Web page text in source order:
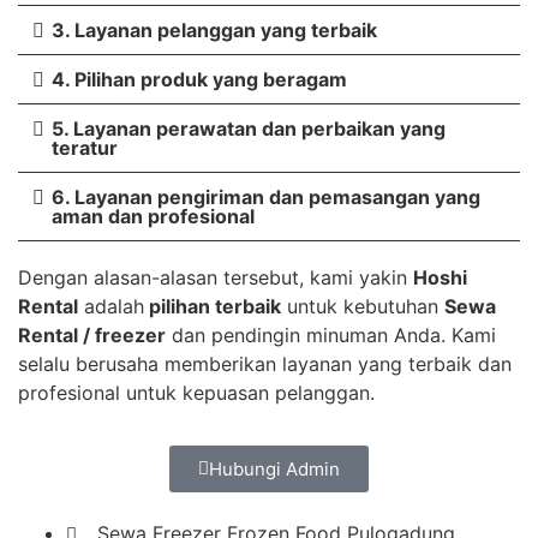
3. Layanan pelanggan yang terbaik
4. Pilihan produk yang beragam
5. Layanan perawatan dan perbaikan yang
teratur
6. Layanan pengiriman dan pemasangan yang
aman dan profesional
Dengan alasan-alasan tersebut, kami yakin Hoshi
Rental adalah pilihan terbaik untuk kebutuhan Sewa
Rental / freezer dan pendingin minuman Anda. Kami
selalu berusaha memberikan layanan yang terbaik dan
profesional untuk kepuasan pelanggan.
Hubungi Admin